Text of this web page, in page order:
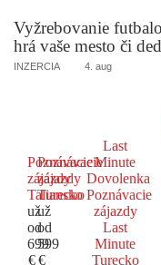
Vyžrebovanie
hrá vaše mesto či
INZERCIA 4. aug
Poznávacie
zájazdy
Taliansko
už
od
699
€
Poznávacie
zájazdy
Turecko
už
od
599
€
Last
Minute
Dovolenka
Poznávacie
zájazdy
Last
Minute
Turecko